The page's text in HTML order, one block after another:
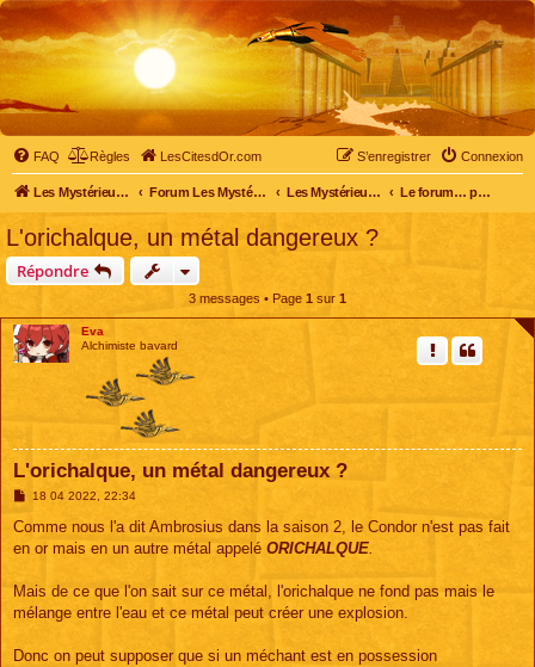
FAQ Règles LesCitesdOr.com Connexion
S’enregistrer
Les Mystérieuses Cités d'Or - LesCitesdOr.com Forum Les Mystérieuses Cités d'Or Les Mystérieuses Cités d'Or Le forum… pour tous
L'orichalque, un métal dangereux ?
Répondre
3 messages • Page 1 sur 1
Eva
Alchimiste bavard
L'orichalque, un métal dangereux ?
M
s
a
18 04 2022, 22:34
Comme nous l'a dit Ambrosius dans la saison 2, le Condor n'est pas fait
en or mais en un autre métal appelé ORICHALQUE.
Mais de ce que l'on sait sur ce métal, l'orichalque ne fond pas mais le
mélange entre l'eau et ce métal peut créer une explosion.
Donc on peut supposer que si un méchant est en possession